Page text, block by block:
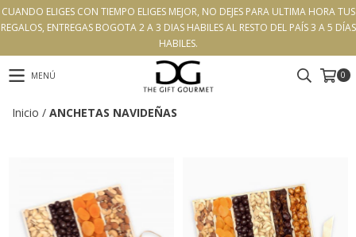
CUANDO ELIGES CON TIEMPO ELIGES MEJOR, NO DEJES PARA ULTIMA HORA TUS
REGALOS, ENTREGAS BOGOTA 2 A 3 DIAS HABILES AL RESTO DEL PAÍS 3 A 5 DÍAS
HABILES.
MENÚ 0
Inicio / ANCHETAS NAVIDEÑAS